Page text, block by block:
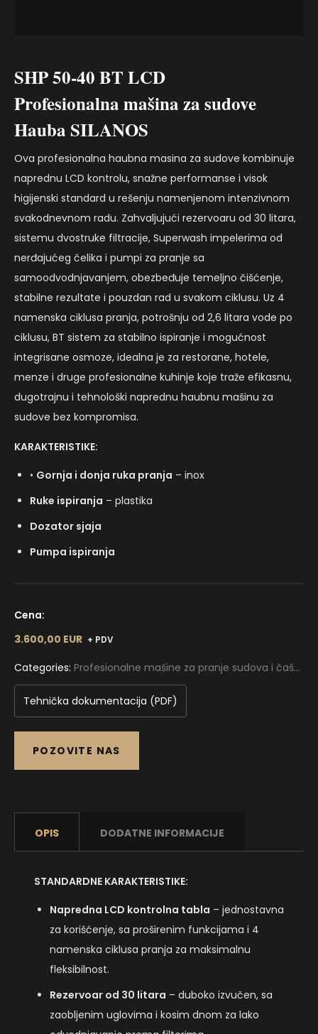
SHP 50-40 BT LCD
Profesionalna mašina za sudove
Hauba SILANOS
Ova profesionalna haubna masina za sudove kombinuje
naprednu LCD kontrolu, snažne performanse i visok
higijenski standard u rešenju namenjenom intenzivnom
svakodnevnom radu. Zahvaljujući rezervoaru od 30 litara,
sistemu dvostruke filtracije, Superwash impelerima od
nerđajućeg čelika i pumpi za pranje sa
samoodvodnjavanjem, obezbeđuje temeljno čišćenje,
stabilne rezultate i pouzdan rad u svakom ciklusu. Uz 4
namenska ciklusa pranja, potrošnju od 2,6 litara vode po
ciklusu, BT sistem za stabilno ispiranje i mogućnost
integrisane osmoze, idealna je za restorane, hotele,
menze i druge profesionalne kuhinje koje traže efikasnu,
dugotrajnu i tehnološki naprednu haubnu mašinu za
sudove bez kompromisa.
KARAKTERISTIKE:
• Gornja i donja ruka pranja – inox
Ruke ispiranja – plastika
Dozator sjaja
Pumpa ispiranja
Cena:
3.600,00 EUR + PDV
Categories: Profesionalne mašine za pranje sudova i čaša
Profesionalne mašine za sudove Haube SILANOS
Tehnička dokumentacija (PDF)
POZOVITE NAS
OPIS DODATNE INFORMACIJE
STANDARDNE KARAKTERISTIKE:
Napredna LCD kontrolna tabla – jednostavna
za korišćenje, sa proširenim funkcijama i 4
namenska ciklusa pranja za maksimalnu
fleksibilnost.
Rezervoar od 30 litara – duboko izvučen, sa
zaobljenim uglovima i kosim dnom za lako